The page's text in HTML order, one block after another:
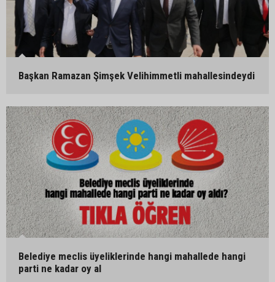
Başkan Ramazan Şimşek Velihimmetli mahallesindeydi
Belediye meclis üyeliklerinde hangi mahallede hangi
parti ne kadar oy al